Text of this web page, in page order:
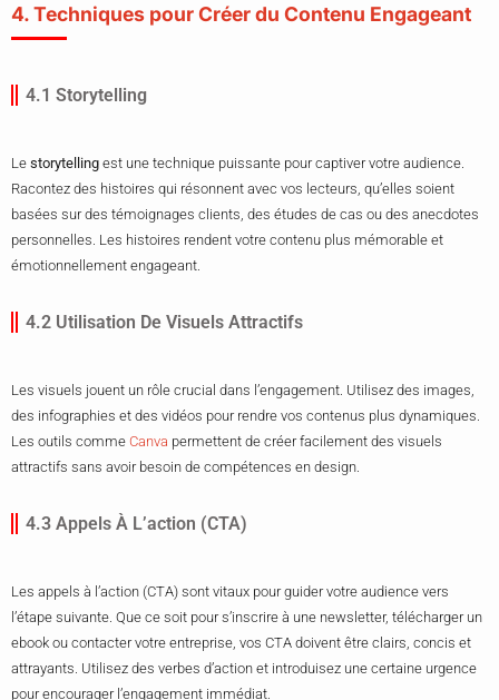
4. Techniques pour Créer du Contenu Engageant
4.1 Storytelling
Le storytelling est une technique puissante pour captiver votre audience.
Racontez des histoires qui résonnent avec vos lecteurs, qu’elles soient
basées sur des témoignages clients, des études de cas ou des anecdotes
personnelles. Les histoires rendent votre contenu plus mémorable et
émotionnellement engageant.
4.2 Utilisation De Visuels Attractifs
Les visuels jouent un rôle crucial dans l’engagement. Utilisez des images,
des infographies et des vidéos pour rendre vos contenus plus dynamiques.
Les outils comme Canva permettent de créer facilement des visuels
attractifs sans avoir besoin de compétences en design.
4.3 Appels À L’action (CTA)
Les appels à l’action (CTA) sont vitaux pour guider votre audience vers
l’étape suivante. Que ce soit pour s’inscrire à une newsletter, télécharger un
ebook ou contacter votre entreprise, vos CTA doivent être clairs, concis et
attrayants. Utilisez des verbes d’action et introduisez une certaine urgence
pour encourager l’engagement immédiat.